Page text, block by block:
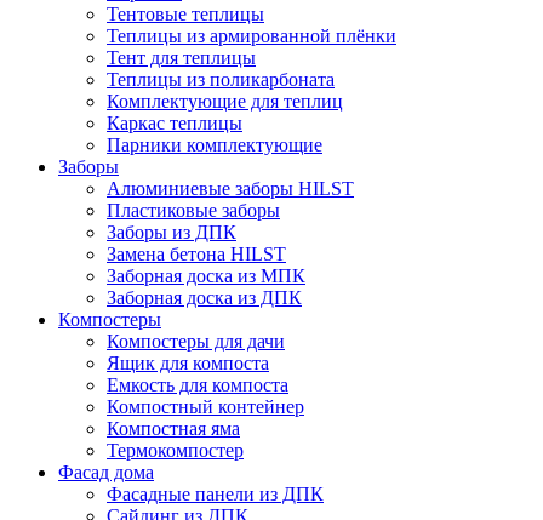
Тентовые теплицы
Теплицы из армированной плёнки
Тент для теплицы
Теплицы из поликарбоната
Комплектующие для теплиц
Каркас теплицы
Парники комплектующие
Заборы
Алюминиевые заборы HILST
Пластиковые заборы
Заборы из ДПК
Замена бетона HILST
Заборная доска из МПК
Заборная доска из ДПК
Компостеры
Компостеры для дачи
Ящик для компоста
Емкость для компоста
Компостный контейнер
Компостная яма
Термокомпостер
Фасад дома
Фасадные панели из ДПК
Сайдинг из ДПК